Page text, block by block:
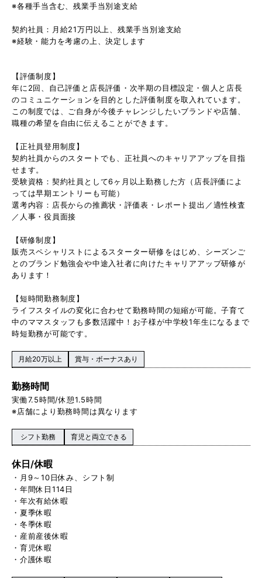
※各種手当含む、残業手当別途支給
契約社員：月給21万円以上、残 業手当別途支給
※経験・能力を考慮の上、決定します
【評価制度】
年に2回、自己評価と店長評価・次半期の目標設定・個人と店長
のコミュニケーションを目的とした評価制度を取入れています。
この制度では、ご自身が今後チャレンジしたいブランドや店舗、
職種の希望を自由に伝えることができます。
【正社員登用制度】
契約社員からのスタートでも、正社員へのキャリアアップを目指
せます。
受験資格：契約社員として6ヶ月以上勤務した方（店長評価によ
っては早期エントリーも可能）
選考内容：店長からの推薦状・評価表・レポート提出／適性検査
／人事・役員面接
【研修制度】
販売スペシャリストによるスターター研修をはじめ、シーズンご
とのブランド勉強会や中途入社者に向けたキャリアアップ研修が
あります！
【短時間勤務制度】
ライフスタイルの変化に合わせて勤務時間の短縮が可能。子育て
中のママスタッフも多数活躍中！お子様が中学校1 年生になるまで
時短勤務が可能です。
月給20万以上 賞与・ボーナスあり
勤務時間
実働 7.5時間/休憩1.5時間
※店舗により勤務時間は異なります
シフト勤務 育児と両立できる
休日/休暇
・月9～10日休み、シフト制
・年間休日114日
・年次有給休暇
・夏季休暇
・冬季休暇
・産前産後休暇
・育児休暇
・介護休暇